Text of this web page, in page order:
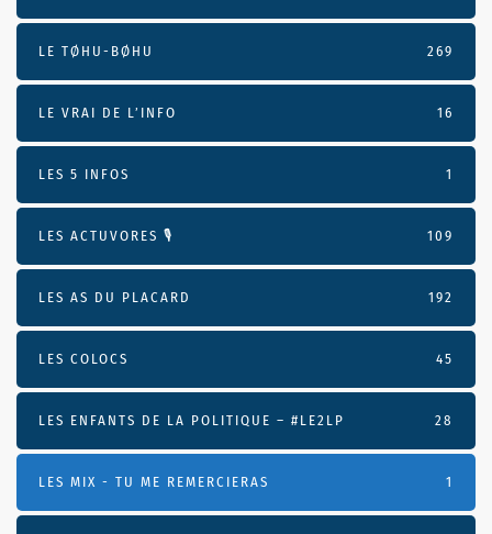
LE TØHU-BØHU 269
LE VRAI DE L’INFO 16
LES 5 INFOS 1
LES ACTUVORES 🎙 109
LES AS DU PLACARD 192
LES COLOCS 45
LES ENFANTS DE LA POLITIQUE – #LE2LP 28
LES MIX - TU ME REMERCIERAS 1